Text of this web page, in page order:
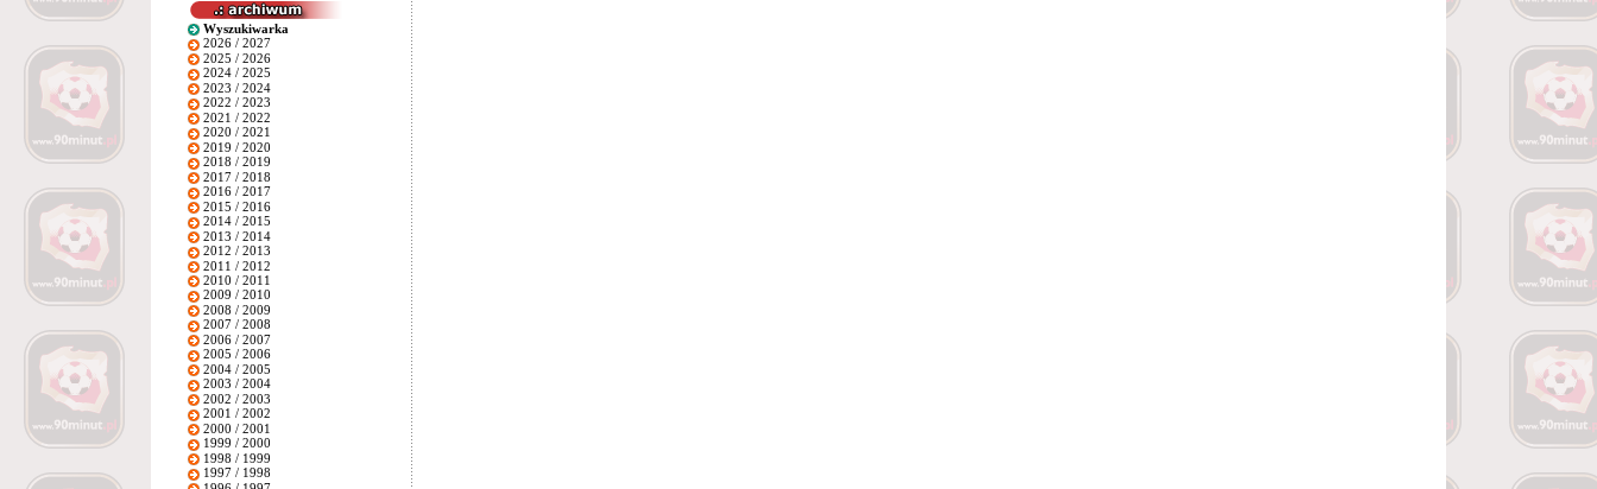
Wyszukiwarka
2026 / 2027
2025 / 2026
2024 / 2025
2023 / 2024
2022 / 2023
2021 / 2022
2020 / 2021
2019 / 2020
2018 / 2019
2017 / 2018
2016 / 2017
2015 / 2016
2014 / 2015
2013 / 2014
2012 / 2013
2011 / 2012
2010 / 2011
2009 / 2010
2008 / 2009
2007 / 2008
2006 / 2007
2005 / 2006
2004 / 2005
2003 / 2004
2002 / 2003
2001 / 2002
2000 / 2001
1999 / 2000
1998 / 1999
1997 / 1998